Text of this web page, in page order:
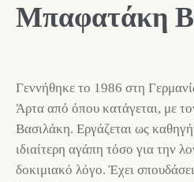
Μπαφατάκη
Γεννήθηκε το 1986 στη
Άρτα από όπου κατάγεται, με
Βασιλάκη. Εργάζεται ως
ιδιαίτερη αγάπη τόσο για την
δοκιμιακό λόγο. Έχει